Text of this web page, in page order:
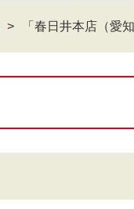
「春日井本店（愛